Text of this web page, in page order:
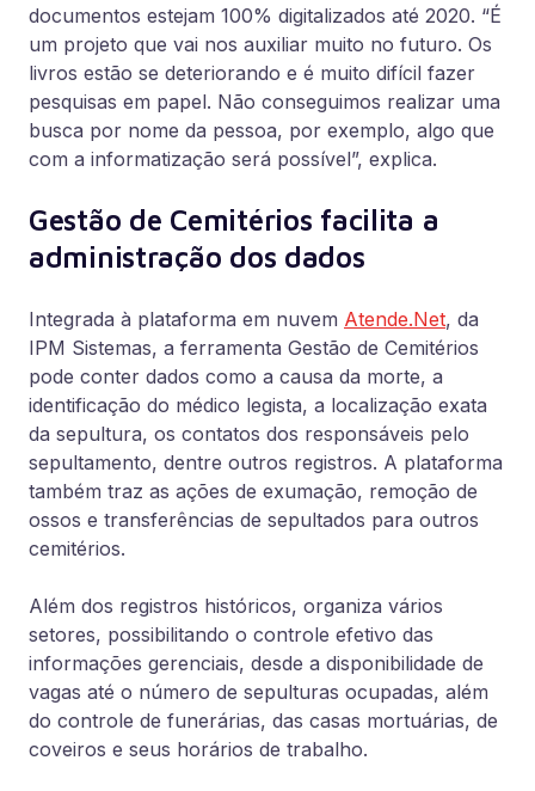
documentos estejam 100% digitalizados até 2020. “É
um projeto que vai nos auxiliar muito no futuro. Os
livros estão se deteriorando e é muito difícil fazer
pesquisas em papel. Não conseguimos realizar uma
busca por nome da pessoa, por exemplo, algo que
com a informatização será possível”, explica.
Gestão de Cemitérios facilita a
administração dos dados
Integrada à plataforma em nuvem Atende.Net, da
IPM Sistemas, a ferramenta Gestão de Cemitérios
pode conter dados como a causa da morte, a
identificação do médico legista, a localização exata
da sepultura, os contatos dos responsáveis pelo
sepultamento, dentre outros registros. A plataforma
também traz as ações de exumação, remoção de
ossos e transferências de sepultados para outros
cemitérios.
Além dos registros históricos, organiza vários
setores, possibilitando o controle efetivo das
informações gerenciais, desde a disponibilidade de
vagas até o número de sepulturas ocupadas, além
do controle de funerárias, das casas mortuárias, de
coveiros e seus horários de trabalho.